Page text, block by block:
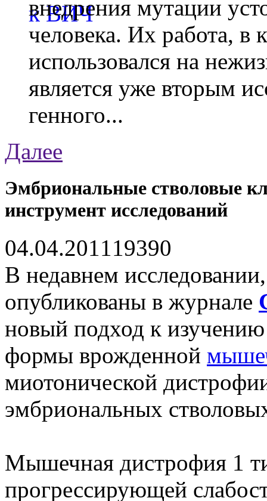
внедрения мутации
человека. Их работа, в
использовался на
является уже вторым
генного...
Далее
Эмбриональные стволовые
инструмент исследований
04.04.201119390
В недавнем
опубликованы в журнале
новый подход к
формы врожденной
миотонической
эмбриональных
Мышечная дистрофия 1
прогрессирующей